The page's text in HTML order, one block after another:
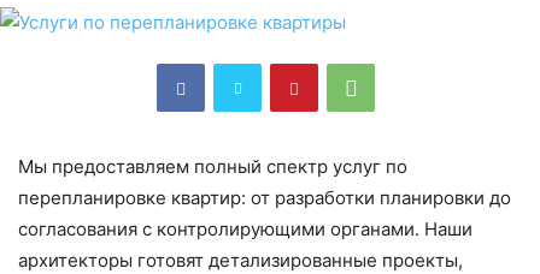
Мы предоставляем полный спектр услуг по
перепланировке квартир: от разработки планировки до
согласования с контролирующими органами. Наши
архитекторы готовят детализированные проекты,